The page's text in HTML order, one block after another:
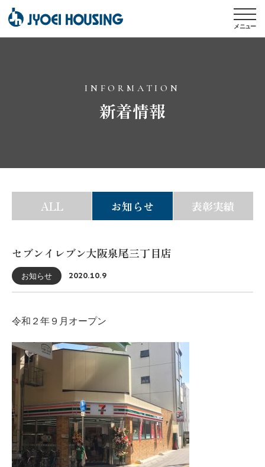
メニュー
INFORMATION
新着情報
ALL お知らせ 表彰実績
セブンイレブン大阪泉尾三丁目店
お知らせ 2020.10.9
令和２年９月オープン